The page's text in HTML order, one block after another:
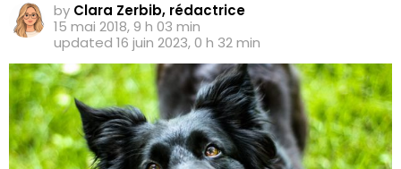
by Clara Zerbib, rédactrice
15 mai 2018, 9 h 03 min
updated 16 juin 2023, 0 h 32 min